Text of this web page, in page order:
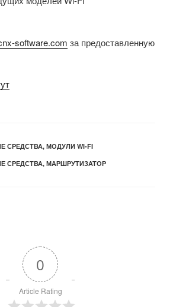
software.com за предоставленную
СРЕДСТВА, МОДУЛИ WI-FI
СРЕДСТВА, МАРШРУТИЗАТОР
0
Article Rating